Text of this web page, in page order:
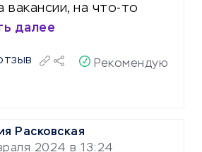
вакансии, на что-то
далее
Рекомендую
Расковская
2024 в 13:24